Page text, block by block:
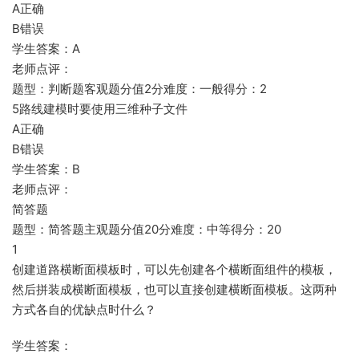
A正确
B错误
学生答案：A
老师点评：
题型：判断题客观题分值2分难度：一般得分：2
5路线建模时要使用三维种子文件
A正确
B错误
学生答案：B
老师点评：
简答题
题型：简答题主观题分值20分难度：中等得分：20
1
创建道路横断面模板时，可以先创建各个横断面组件的模板，
然后拼装成横断面模板，也可以直接创建横断面模板。这两种
方式各自的优缺点时什么？
学生答案：